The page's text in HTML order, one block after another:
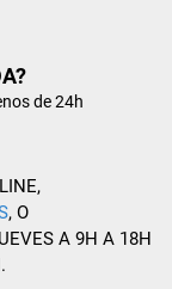
de 24h
, O
A 9H A 18H